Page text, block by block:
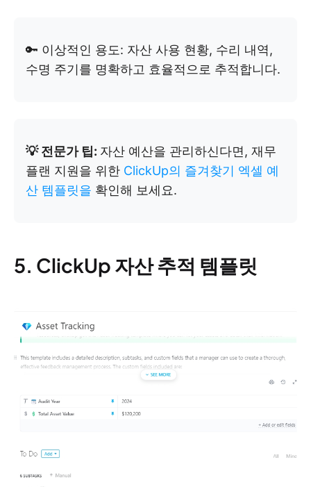
🔑 이상적인 용도: 자산 사용 현황, 수리 내역,
수명 주기를 명확하고 효율적으로 추적합니다.
💡 전문가 팁: 자산 예산을 관리하신다면, 재무
플랜 지원을 위한 ClickUp의 즐겨찾기 엑셀 예
산 템플릿을 확인해 보세요.
5. ClickUp 자산 추적 템플릿